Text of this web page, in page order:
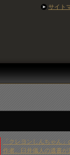
「クレヨンしんちゃん」
作者、臼井儀人の遺書が
サイト